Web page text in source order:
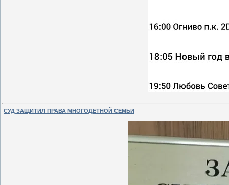
СУД ЗАЩИТИЛ ПРАВА МНОГОДЕТНОЙ СЕМЬИ